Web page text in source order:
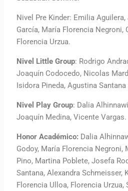
Nivel Pre Kinder: Emilia
García, María Florencia Negroni,
Florencia Urzua.
Nivel Little Group: Rodrigo
Joaquín Codocedo, Nicolas
Isidora Pineda, Agustina
Nivel Play Group: Dalia
Joaquín Medina, Vicente Vargas.
Honor Académico: Dalia
Godoy, María Florencia Negroni,
Pino, Martina Poblete, Josefa
Santana, Alexandra Schmeisser,
Florencia Ulloa, Florencia Urzua,